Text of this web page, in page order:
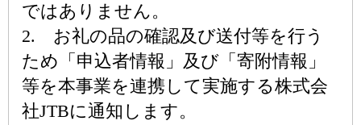
ではありません。
2. お礼の品の確認及び送付等を行う
ため「申込者情報」及び「寄附情報」
等を本事業を連携して実施する株式会
社JTBに通知します。